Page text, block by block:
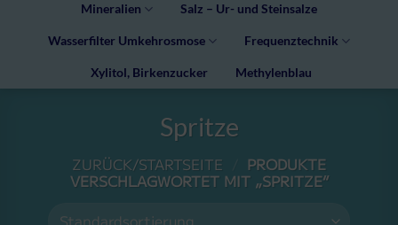
Mineralien Salz – Ur- und Steinsalze
Wasserfilter Umkehrosmose Frequenztechnik
Xylitol, Birkenzucker Methylenblau
Spritze
ZURÜCK/STARTSEITE PRODUKTE
VERSCHLAGWORTET MIT „SPRITZE“